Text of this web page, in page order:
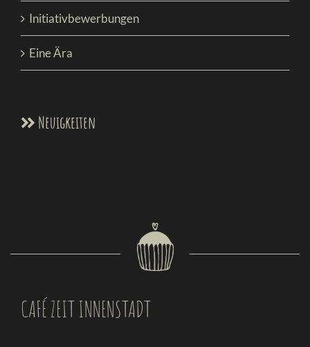
Initiativbewerbungen
Eine Ära
Neuigkeiten
CAFÉ ZEIT INNENSTADT